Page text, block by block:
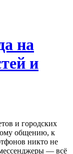
на
и
и городских
общению, к
никто не
— всё